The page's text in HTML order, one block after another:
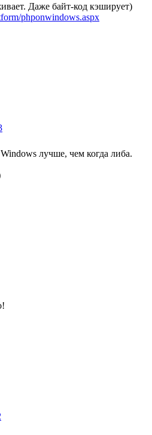
Даже байт-код кэширует)
phponwindows.aspx
лучше, чем когда либа.